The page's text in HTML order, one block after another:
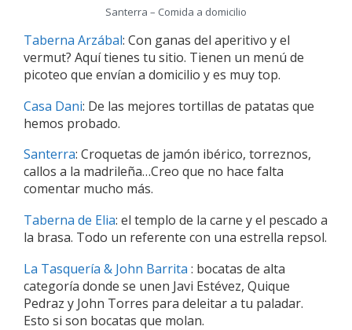
Santerra – Comida a domicilio
Taberna Arzábal: Con ganas del aperitivo y el
vermut? Aquí tienes tu sitio. Tienen un menú de
picoteo que envían a domicilio y es muy top.
Casa Dani: De las mejores tortillas de patatas que
hemos probado.
Santerra: Croquetas de jamón ibérico, torreznos,
callos a la madrileña…Creo que no hace falta
comentar mucho más.
Taberna de Elia: el templo de la carne y el pescado a
la brasa. Todo un referente con una estrella repsol.
La Tasquería & John Barrita : bocatas de alta
categoría donde se unen Javi Estévez, Quique
Pedraz y John Torres para deleitar a tu paladar.
Esto si son bocatas que molan.